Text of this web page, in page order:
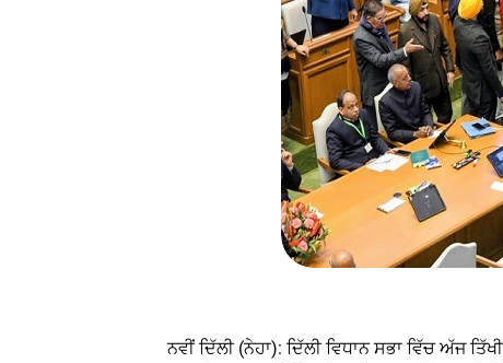
ਨਵੀਂ ਦਿੱਲੀ (ਨੇਹਾ): ਦਿੱਲੀ ਵਿਧਾਨ ਸਭਾ ਵਿੱਚ ਅੱਜ